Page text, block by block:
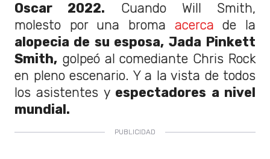
Oscar 2022. Cuando Will Smith,
molesto por una broma acerca de la
alopecia de su esposa, Jada Pinkett
Smith, golpeó al comediante Chris Rock
en pleno escenario. Y a la vista de todos
los asistentes y espectadores a nivel
mundial.